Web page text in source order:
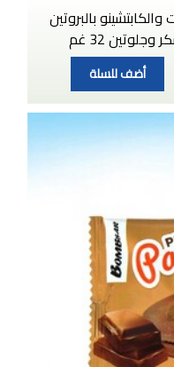
بالبروتين
أضف للسلة